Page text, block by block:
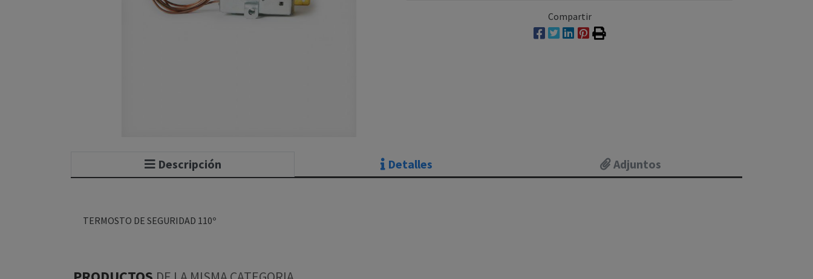
Compartir
Descripción Detalles Adjuntos
TERMOSTO DE SEGURIDAD 110º